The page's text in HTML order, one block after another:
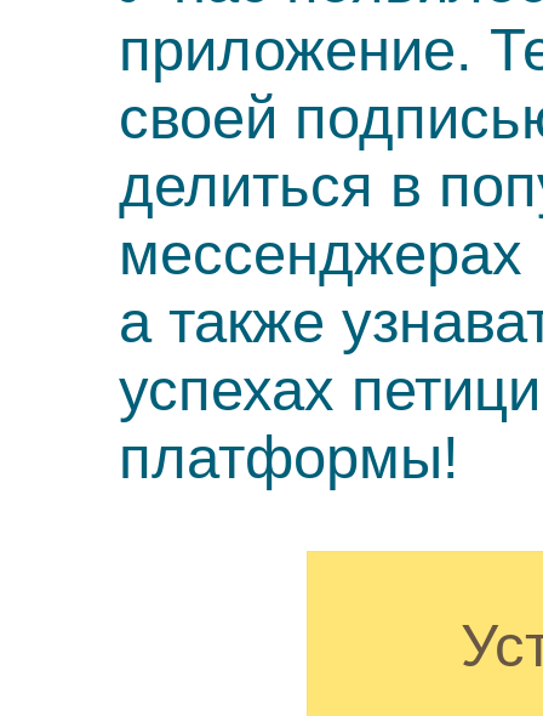
приложение.
своей
делиться в
мессенджерах
а также
успехах
платформы!